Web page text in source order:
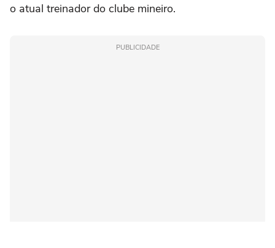
o atual treinador do clube mineiro.
PUBLICIDADE